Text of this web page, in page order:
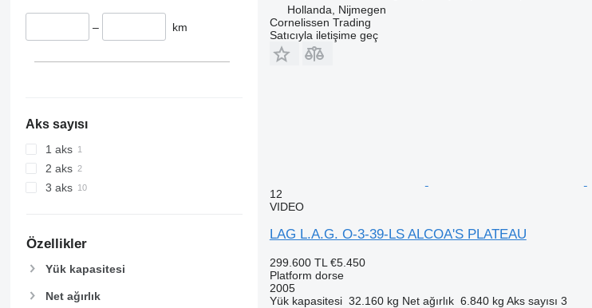
– km
Aks sayısı
1 aks
2 aks
3 aks
Özellikler
Yük kapasitesi
Net ağırlık
Hollanda, Nijmegen
Cornelissen Trading
Satıcıyla iletişime geç
12
VIDEO
LAG L.A.G. O-3-39-LS ALCOA'S PLATEAU
299.600 TL €5.450
Platform dorse
2005
Yük kapasitesi 32.160 kg Net ağırlık 6.840 kg Aks sayısı 3